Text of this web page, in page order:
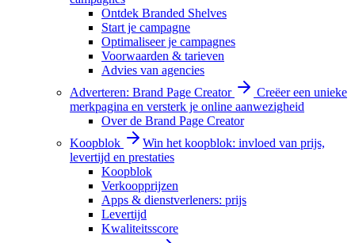
Ontdek Branded Shelves
Start je campagne
Optimaliseer je campagnes
Voorwaarden & tarieven
Advies van agencies
Adverteren: Brand Page Creator
Creëer een unieke
merkpagina en versterk je online aanwezigheid
Over de Brand Page Creator
Koopblok
Win het koopblok: invloed van prijs,
levertijd en prestaties
Koopblok
Verkoopprijzen
Apps & dienstverleners: prijs
Levertijd
Kwaliteitsscore